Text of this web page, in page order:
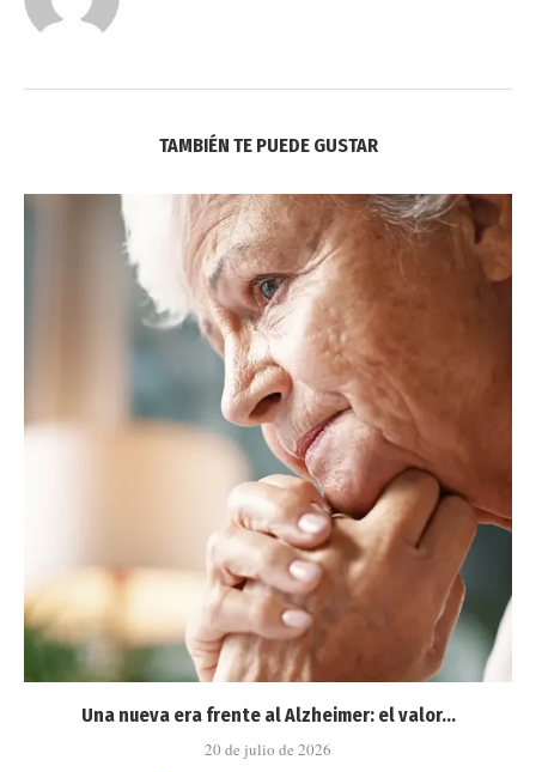
TAMBIÉN TE PUEDE GUSTAR
Una nueva era frente al Alzheimer: el valor...
20 de julio de 2026